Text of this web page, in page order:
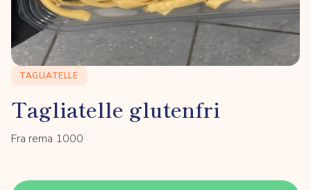
TAGLIATELLE
Tagliatelle glutenfri
Fra rema 1000